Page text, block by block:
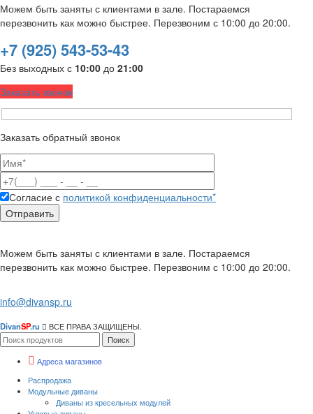
Можем быть заняты с клиентами в зале. Постараемся
перезвонить как можно быстрее. Перезвоним с 10:00 до 20:00.
+7 (925) 543-53-43
Без выходных с 10:00 до 21:00
Заказать звонок
Заказать обратный звонок
Согласие с политикой конфиденциальности*
Можем быть заняты с клиентами в зале. Постараемся
перезвонить как можно быстрее. Перезвоним с 10:00 до 20:00.
info@divansp.ru
DivanSP.ru
ВСЕ ПРАВА ЗАЩИЩЕНЫ.
Поиск
Адреса магазинов
Распродажа
Модульные диваны
Диваны из кресельных модулей